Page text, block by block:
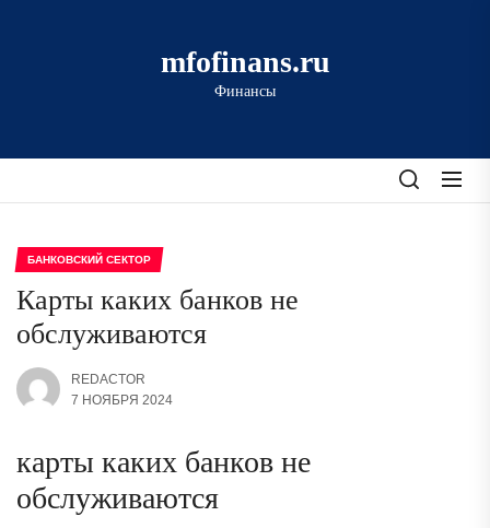
mfofinans.ru
Финансы
БАНКОВСКИЙ СЕКТОР
Карты каких банков не
обслуживаются
REDACTOR
7 НОЯБРЯ 2024
карты каких банков не
обслуживаются